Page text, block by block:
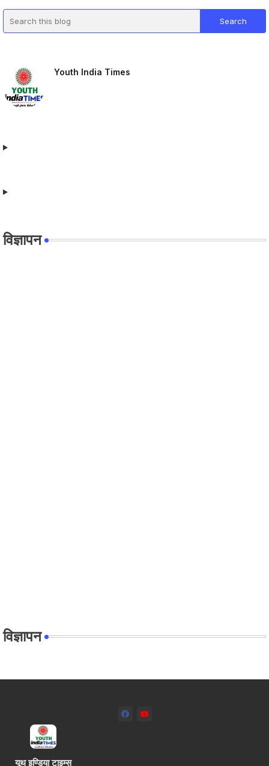
Youth India Times
विज्ञापन
विज्ञापन
यूथ इण्डिया टाइम्स